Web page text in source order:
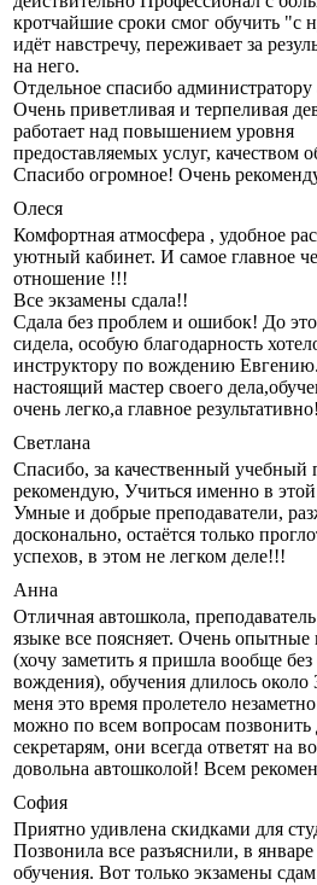
кротчайшие сроки смог обучить "с
идёт навстречу, переживает за
на него.
Отдельное спасибо
Очень приветливая и терпеливая
работает над повышением уровня
предоставляемых услуг, качеством
Спасибо огромное! Очень
Олеся
Комфортная атмосфера , удобное
уютный кабинет. И самое главное
отношение !!!
Все экзамены сдала!!
Сдала без проблем и ошибок! До
сидела, особую благодарность
инструктору по вождению
настоящий мастер своего
очень легко,а главное
Светлана
Спасибо, за качественный учебный
рекомендую, Учиться именно в
Умные и добрые преподаватели,
досконально, остаётся только
успехов, в этом не легком деле!!!
Анна
Отличная автошкола,
языке все поясняет. Очень опытные
(хочу заметить я пришла вообще
вождения), обучения длилось около
меня это время пролетело
можно по всем вопросам
секретарям, они всегда ответят на
довольна автошколой! Всем
София
Приятно удивлена скидками для
Позвонила все разъяснили, в
обучения. Вот только экзамены